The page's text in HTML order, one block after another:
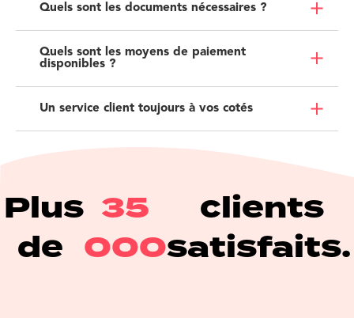
Quels sont les documents nécessaires ?
Quels sont les moyens de paiement
disponibles ?
Un service client toujours à vos cotés
Plus
de
35
000
clients
satisfaits.